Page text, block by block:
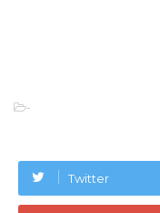
-
Twitter